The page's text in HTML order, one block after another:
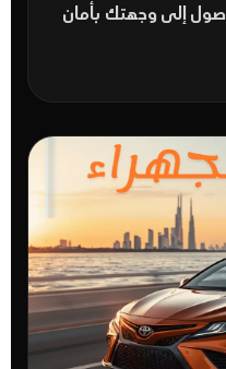
إلى وجهتك بأمان